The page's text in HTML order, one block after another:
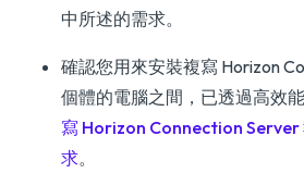
中所述的需求。
確認您用來安裝複寫 Horizon
個體的電腦之間，已透過高效
寫 Horizon Connection Server
求。